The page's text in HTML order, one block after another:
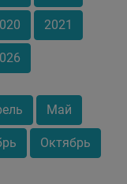
2021
Май
Октябрь